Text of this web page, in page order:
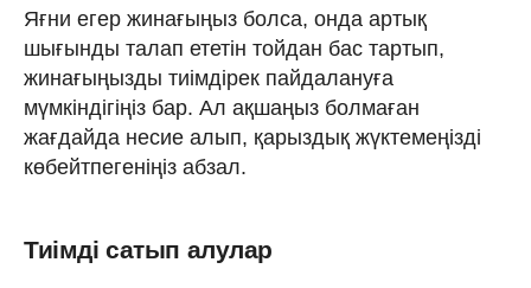
Яғни егер жинағыңыз болса, онда артық
шығынды талап ететін тойдан бас тартып,
жинағыңызды тиімдірек пайдалануға
мүмкіндігіңіз бар. Ал ақшаңыз болмаған
жағдайда несие алып, қарыздық жүктемеңізді
көбейтпегеніңіз абзал.
Тиімді сатып алулар